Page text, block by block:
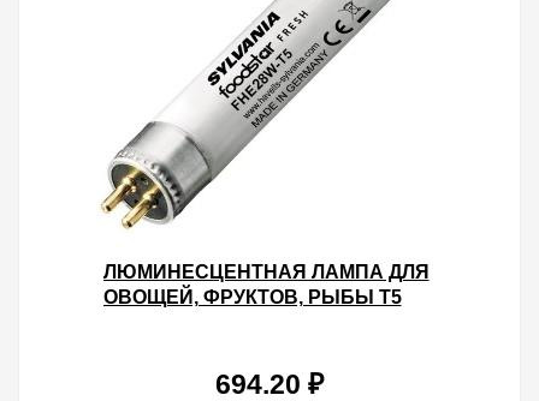
ЛЮМИНЕСЦЕНТНАЯ ЛАМПА ДЛЯ
ОВОЩЕЙ, ФРУКТОВ, РЫБЫ T5
694.20 ₽